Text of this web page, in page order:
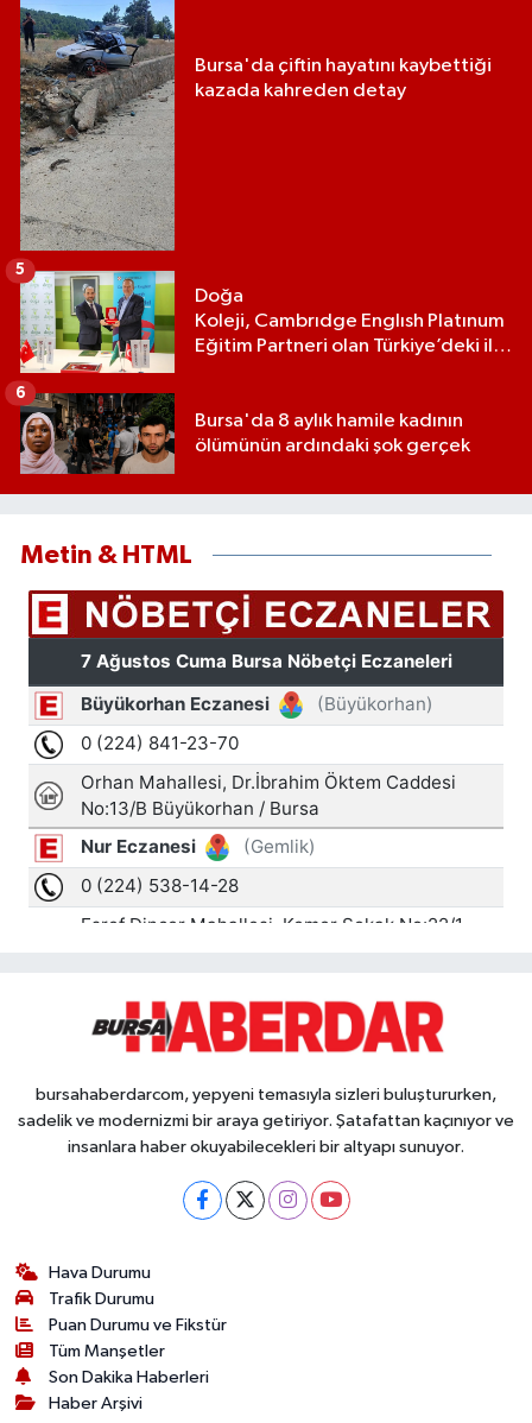
Bursa'da çiftin hayatını kaybettiği
kazada kahreden detay
Doğa
Koleji, Cambrıdge Englısh Platınum
Eğitim Partneri olan Türkiye’deki ilk
5
Bursa'da 8 aylık hamile kadının
ölümünün ardındaki şok gerçek
6
Metin & HTML
bursahaberdarcom, yepyeni temasıyla sizleri buluştururken,
sadelik ve modernizmi bir araya getiriyor. Şatafattan kaçınıyor ve
insanlara haber okuyabilecekleri bir altyapı sunuyor.
Hava Durumu
Trafik Durumu
Puan Durumu ve Fikstür
Tüm Manşetler
Son Dakika Haberleri
Haber Arşivi